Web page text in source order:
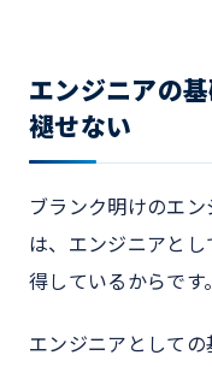
エンジニアの
褪せない
ブランク明けのエ
は、エンジニアと
得しているからです。
エンジニアとして